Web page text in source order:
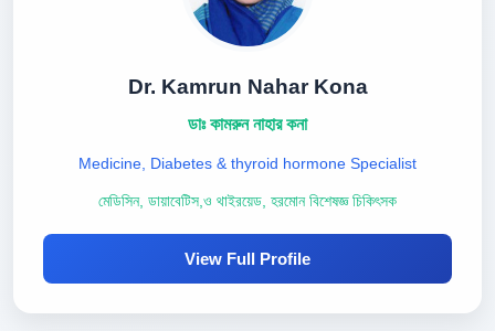
Dr. Kamrun Nahar Kona
ডাঃ কামরুন নাহার কনা
Medicine, Diabetes & thyroid hormone Specialist
মেডিসিন, ডায়াবেটিস,ও থাইরয়েড, হরমোন বিশেষজ্ঞ চিকিৎসক
View Full Profile